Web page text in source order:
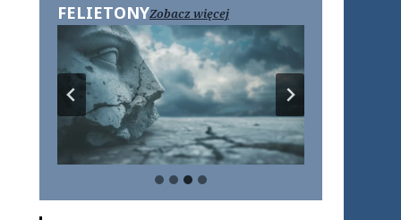
FELIETONYZobacz więcej